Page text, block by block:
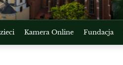
Kamera Online Fundacja